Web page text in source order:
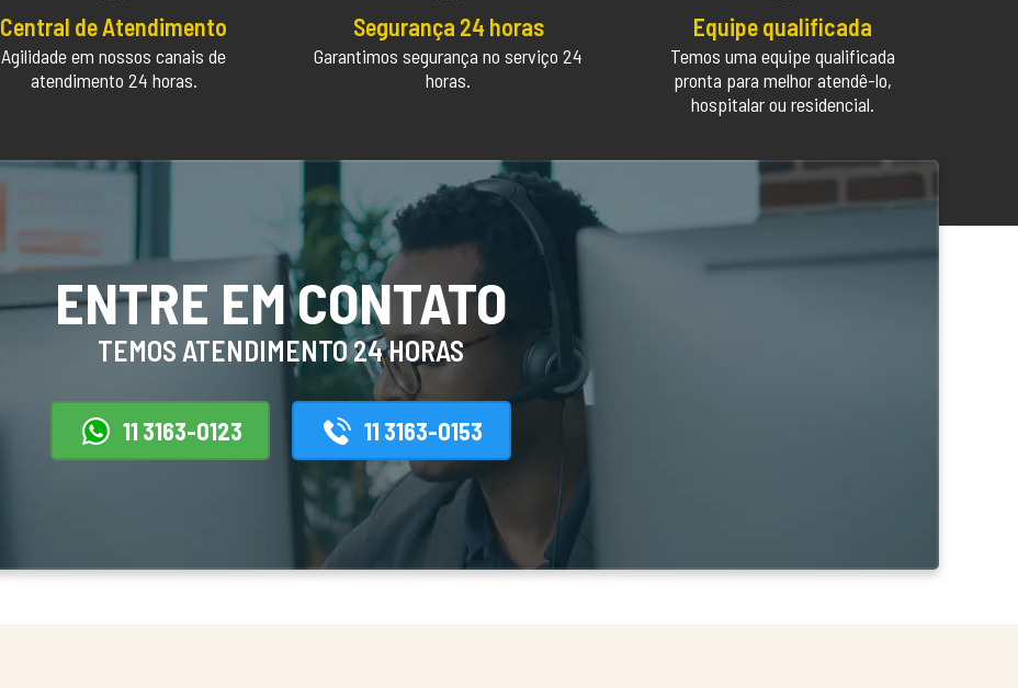
Central de Atendimento
Agilidade em nossos canais de
atendimento 24 horas.
Segurança 24 horas
Garantimos segurança no serviço 24
horas.
Equipe qualificada
Temos uma equipe qualificada
pronta para melhor atendê-lo,
hospitalar ou residencial.
ENTRE EM CONTATO
TEMOS ATENDIMENTO 24 HORAS
11 3163-0123 11 3163-0153